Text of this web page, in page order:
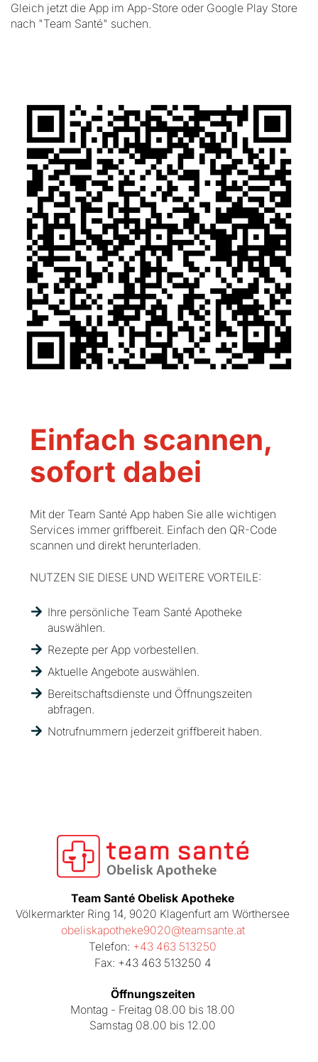
Gleich jetzt die App im App-Store oder Google Play Store
nach "Team Santé" suchen.
Einfach scannen,
sofort dabei
Mit der Team Santé App haben Sie alle wichtigen
Services immer griffbereit. Einfach den QR-Code
scannen und direkt herunterladen.
NUTZEN SIE DIESE UND WEITERE VORTEILE:
Ihre persönliche Team Santé Apotheke
auswählen.
Rezepte per App vorbestellen.
Aktuelle Angebote auswählen.
Bereitschaftsdienste und Öffnungszeiten
abfragen.
Notrufnummern jederzeit griffbereit haben.
Team Santé Obelisk Apotheke
Völkermarkter Ring 14, 9020 Klagenfurt am Wörthersee
obeliskapotheke9020@teamsante.at
Telefon: +43 463 513250
Fax: +43 463 513250 4
Öffnungszeiten
Montag - Freitag 08.00 bis 18.00
Samstag 08.00 bis 12.00